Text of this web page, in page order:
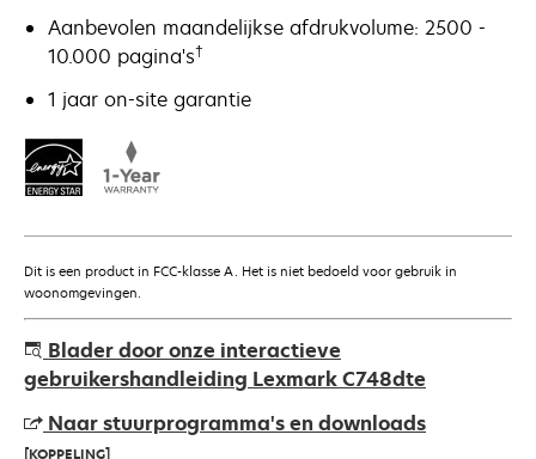
Aanbevolen maandelijkse afdrukvolume: 2500 -
10.000 pagina's†
1 jaar on-site garantie
Dit is een product in FCC-klasse A. Het is niet bedoeld voor gebruik in
woonomgevingen.
Blader door onze interactieve
gebruikershandleiding Lexmark C748dte
Naar stuurprogramma's en downloads
[KOPPELING]